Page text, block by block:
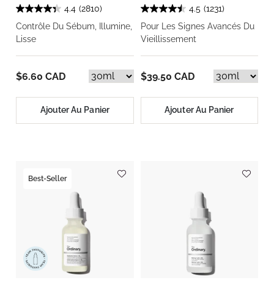
4.4 (2810)
Contrôle Du Sébum, Illumine,
Lisse
$6.60 CAD
Ajouter Au Panier
4.5 (1231)
Pour Les Signes Avancés Du
Vieillissement
$39.50 CAD
Ajouter Au Panier
Best-Seller